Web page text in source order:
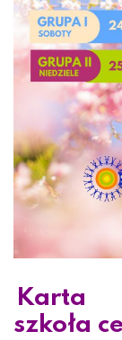
Karta
szkoła